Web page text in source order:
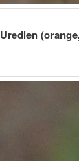
Uredien